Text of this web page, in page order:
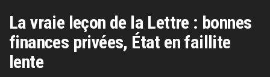
La vraie leçon de la Lettre : bonnes
finances privées, État en faillite
lente